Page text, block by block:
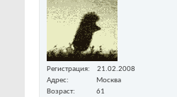
Регистрация
21.02.2008
Адрес
Москва
Возраст
61